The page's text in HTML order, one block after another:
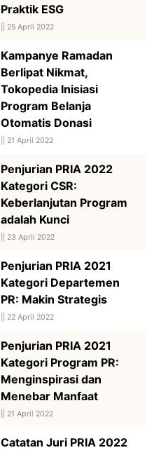
Praktik ESG
25 April 2022
Kampanye Ramadan
Berlipat Nikmat,
Tokopedia Inisiasi
Program Belanja
Otomatis Donasi
21 April 2022
Penjurian PRIA 2022
Kategori CSR:
Keberlanjutan Program
adalah Kunci
23 April 2022
Penjurian PRIA 2021
Kategori Departemen
PR: Makin Strategis
22 April 2022
Penjurian PRIA 2021
Kategori Program PR:
Menginspirasi dan
Menebar Manfaat
21 April 2022
Catatan Juri PRIA 2022